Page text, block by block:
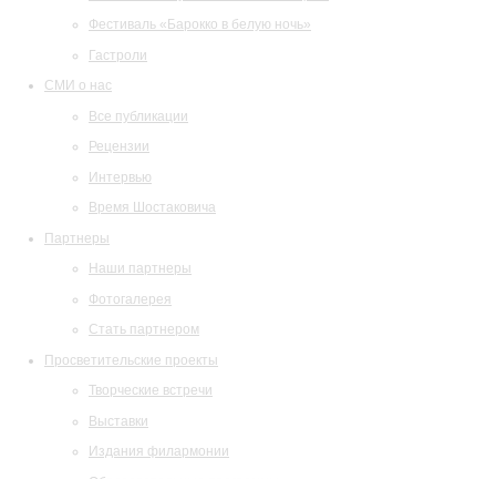
Фестиваль «Барокко в белую ночь»
Гастроли
СМИ о нас
Все публикации
Рецензии
Интервью
Время Шостаковича
Партнеры
Наши партнеры
Фотогалерея
Стать партнером
Просветительские проекты
Творческие встречи
Выставки
Издания филармонии